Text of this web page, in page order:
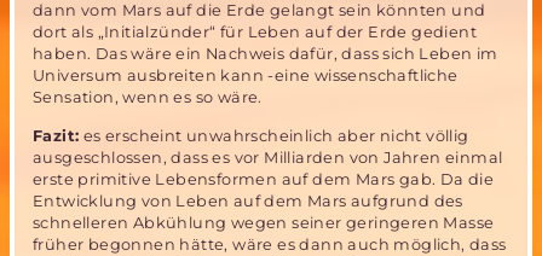
dann vom Mars auf die Erde gelangt sein könnten und
dort als „Initialzünder“ für Leben auf der Erde gedient
haben. Das wäre ein Nachweis dafür, dass sich Leben im
Universum ausbreiten kann -eine wissenschaftliche
Sensation, wenn es so wäre.
Fazit: es erscheint unwahrscheinlich aber nicht völlig
ausgeschlossen, dass es vor Milliarden von Jahren einmal
erste primitive Lebensformen auf dem Mars gab. Da die
Entwicklung von Leben auf dem Mars aufgrund des
schnelleren Abkühlung wegen seiner geringeren Masse
früher begonnen hätte, wäre es dann auch möglich, dass